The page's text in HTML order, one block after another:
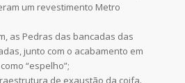
um revestimento Metro
as Pedras das bancadas das
junto com o acabamento em
“espelho”;
de exaustão da coifa.